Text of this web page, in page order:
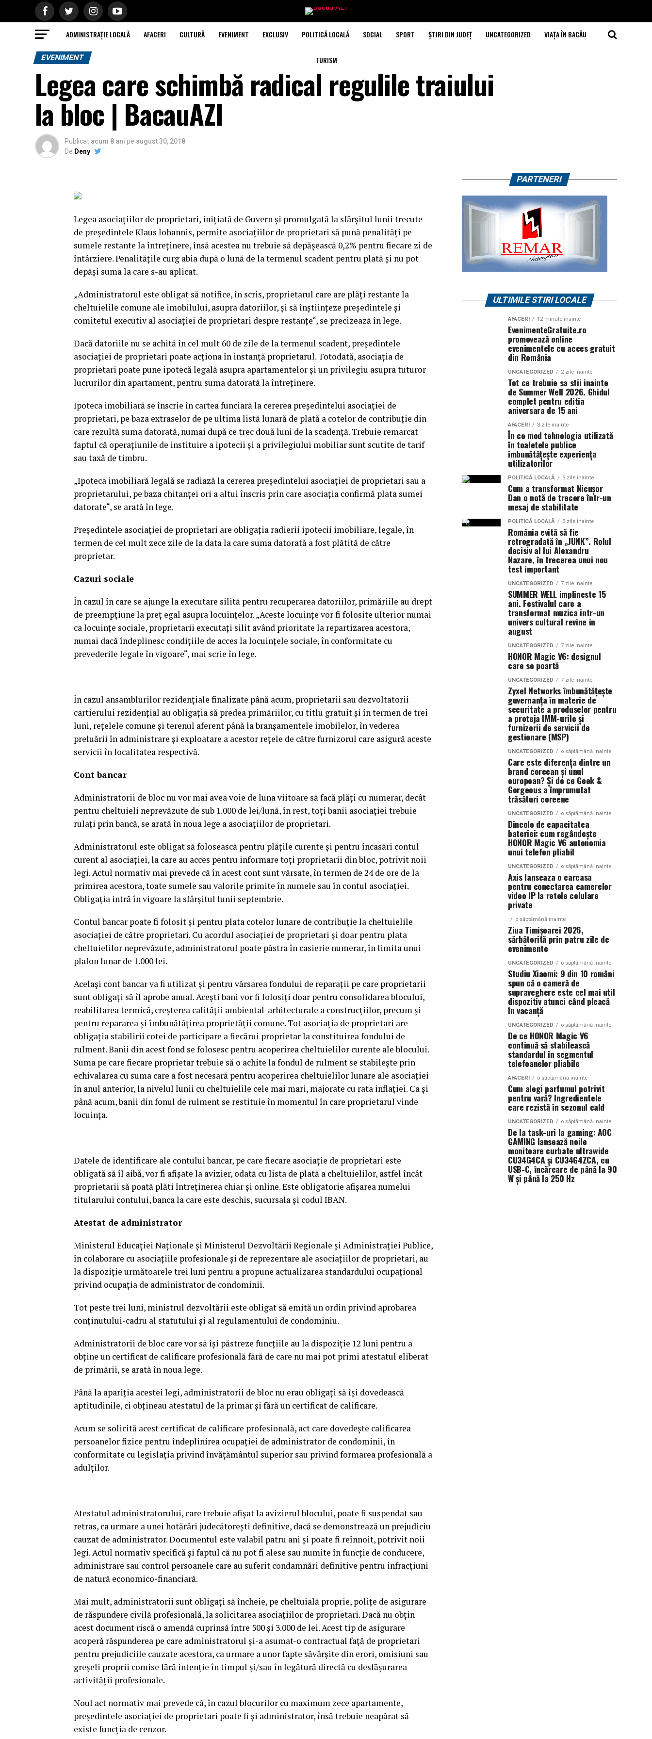
ADMINISTRAȚIE LOCALĂ AFACERI CULTURĂ EVENIMENT EXCLUSIV POLITICĂ LOCALĂ SOCIAL SPORT ȘTIRI DIN JUDEȚ UNCATEGORIZED VIAȚA ÎN BACĂU
TURISM
EVENIMENT
Legea care schimbă radical regulile traiului
la bloc | BacauAZI
Publicat acum 8 ani pe august 30, 2018
De Deny
Legea asociaţiilor de proprietari, iniţiată de Guvern şi promulgată la sfârşitul lunii trecute
de preşedintele Klaus Iohannis, permite asociaţiilor de proprietari să pună penalităţi pe
sumele restante la întreţinere, însă acestea nu trebuie să depăşească 0,2% pentru fiecare zi de
întârziere. Penalităţile curg abia după o lună de la termenul scadent pentru plată şi nu pot
depăşi suma la care s-au aplicat.
„Administratorul este obligat să notifice, în scris, proprietarul care are plăţi restante la
cheltuielile comune ale imobilului, asupra datoriilor, şi să înştiinţeze preşedintele şi
comitetul executiv al asociaţiei de proprietari despre restanţe“, se precizează în lege.
Dacă datoriile nu se achită în cel mult 60 de zile de la termenul scadent, preşedintele
asociaţiei de proprietari poate acţiona în instanţă proprietarul. Totodată, asociaţia de
proprietari poate pune ipotecă legală asupra apartamentelor şi un privilegiu asupra tuturor
lucrurilor din apartament, pentru suma datorată la întreţinere.
Ipoteca imobiliară se înscrie în cartea funciară la cererea preşedintelui asociaţiei de
proprietari, pe baza extraselor de pe ultima listă lunară de plată a cotelor de contribuţie din
care rezultă suma datorată, numai după ce trec două luni de la scadenţă. Trebuie remarcat
faptul că operaţiunile de instituire a ipotecii şi a privilegiului mobiliar sunt scutite de tarif
sau taxă de timbru.
„Ipoteca imobiliară legală se radiază la cererea preşedintelui asociaţiei de proprietari sau a
proprietarului, pe baza chitanţei ori a altui înscris prin care asociaţia confirmă plata sumei
datorate“, se arată în lege.
Preşedintele asociaţiei de proprietari are obligaţia radierii ipotecii imobiliare, legale, în
termen de cel mult zece zile de la data la care suma datorată a fost plătită de către
proprietar.
Cazuri sociale
În cazul în care se ajunge la executare silită pentru recuperarea datoriilor, primăriile au drept
de preempţiune la preţ egal asupra locuinţelor. „Aceste locuinţe vor fi folosite ulterior numai
ca locuinţe sociale, proprietarii executaţi silit având prioritate la repartizarea acestora,
numai dacă îndeplinesc condiţiile de acces la locuinţele sociale, în conformitate cu
prevederile legale în vigoare“, mai scrie în lege.
În cazul ansamblurilor rezidenţiale finalizate până acum, proprietarii sau dezvoltatorii
cartierului rezidenţial au obligaţia să predea primăriilor, cu titlu gratuit şi în termen de trei
luni, reţelele comune şi terenul aferent până la branşamentele imobilelor, în vederea
preluării în administrare şi exploatare a acestor reţele de către furnizorul care asigură aceste
servicii în localitatea respectivă.
Cont bancar
Administratorii de bloc nu vor mai avea voie de luna viitoare să facă plăţi cu numerar, decât
pentru cheltuieli neprevăzute de sub 1.000 de lei/lună, în rest, toţi banii asociaţiei trebuie
rulaţi prin bancă, se arată în noua lege a asociaţiilor de proprietari.
Administratorul este obligat să folosească pentru plăţile curente şi pentru încasări contul
curent al asociaţiei, la care au acces pentru informare toţi proprietarii din bloc, potrivit noii
legi. Actul normativ mai prevede că în acest cont sunt vărsate, în termen de 24 de ore de la
primirea acestora, toate sumele sau valorile primite în numele sau în contul asociaţiei.
Obligaţia intră în vigoare la sfârşitul lunii septembrie.
Contul bancar poate fi folosit şi pentru plata cotelor lunare de contribuţie la cheltuielile
asociaţiei de către proprietari. Cu acordul asociaţiei de proprietari şi doar pentru plata
cheltuielilor neprevăzute, administratorul poate păstra în casierie numerar, în limita unui
plafon lunar de 1.000 lei.
Acelaşi cont bancar va fi utilizat şi pentru vărsarea fondului de reparaţii pe care proprietarii
sunt obligaţi să îl aprobe anual. Aceşti bani vor fi folosiţi doar pentru consolidarea blocului,
reabilitarea termică, creşterea calităţii ambiental-arhitecturale a construcţiilor, precum şi
pentru repararea şi îmbunătăţirea proprietăţii comune. Tot asociaţia de proprietari are
obligaţia stabilirii cotei de participare a fiecărui proprietar la constituirea fondului de
rulment. Banii din acest fond se folosesc pentru acoperirea cheltuielilor curente ale blocului.
Suma pe care fiecare proprietar trebuie să o achite la fondul de rulment se stabileşte prin
echivalarea cu suma care a fost necesară pentru acoperirea cheltuielilor lunare ale asociaţiei
în anul anterior, la nivelul lunii cu cheltuielile cele mai mari, majorate cu rata inflaţiei. Ca şi
până acum, banii din fonul de rulment se restituie în momentul în care proprietarul vinde
locuinţa.
Datele de identificare ale contului bancar, pe care fiecare asociaţie de proprietari este
obligată să îl aibă, vor fi afişate la avizier, odată cu lista de plată a cheltuielilor, astfel încât
proprietarii să poată plăti întreţinerea chiar şi online. Este obligatorie afişarea numelui
titularului contului, banca la care este deschis, sucursala şi codul IBAN.
Atestat de administrator
Ministerul Educaţiei Naţionale şi Ministerul Dezvoltării Regionale şi Administraţiei Publice,
în colaborare cu asociaţiile profesionale şi de reprezentare ale asociaţiilor de proprietari, au
la dispoziţie următoarele trei luni pentru a propune actualizarea standardului ocupaţional
privind ocupaţia de administrator de condominii.
Tot peste trei luni, ministrul dezvoltării este obligat să emită un ordin privind aprobarea
conţinutului-cadru al statutului şi al regulamentului de condominiu.
Administratorii de bloc care vor să îşi păstreze funcţiile au la dispoziţie 12 luni pentru a
obţine un certificat de calificare profesională fără de care nu mai pot primi atestatul eliberat
de primării, se arată în noua lege.
Până la apariţia acestei legi, administratorii de bloc nu erau obligaţi să îşi dovedească
aptitudinile, ci obţineau atestatul de la primar şi fără un certificat de calificare.
Acum se solicită acest certificat de calificare profesională, act care dovedeşte calificarea
persoanelor fizice pentru îndeplinirea ocupaţiei de administrator de condominii, în
conformitate cu legislaţia privind învăţământul superior sau privind formarea profesională a
adulţilor.
Atestatul administratorului, care trebuie afişat la avizierul blocului, poate fi suspendat sau
retras, ca urmare a unei hotărâri judecătoreşti definitive, dacă se demonstrează un prejudiciu
cauzat de administrator. Documentul este valabil patru ani şi poate fi reînnoit, potrivit noii
legi. Actul normativ specifică şi faptul că nu pot fi alese sau numite în funcţie de conducere,
administrare sau control persoanele care au suferit condamnări definitive pentru infracţiuni
de natură economico-financiară.
Mai mult, administratorii sunt obligaţi să încheie, pe cheltuială proprie, poliţe de asigurare
de răspundere civilă profesională, la solicitarea asociaţiilor de proprietari. Dacă nu obţin
acest document riscă o amendă cuprinsă între 500 şi 3.000 de lei. Acest tip de asigurare
acoperă răspunderea pe care administratorul şi-a asumat-o contractual faţă de proprietari
pentru prejudiciile cauzate acestora, ca urmare a unor fapte săvârşite din erori, omisiuni sau
greşeli proprii comise fără intenţie în timpul şi/sau în legătură directă cu desfăşurarea
activităţii profesionale.
Noul act normativ mai prevede că, în cazul blocurilor cu maximum zece apartamente,
preşedintele asociaţiei de proprietari poate fi şi administrator, însă trebuie neapărat să
existe funcţia de cenzor.
PARTENERI
ULTIMILE STIRI LOCALE
AFACERI 12 minute inainte
EvenimenteGratuite.ro
promovează online
evenimentele cu acces gratuit
din România
UNCATEGORIZED 2 zile inainte
Tot ce trebuie sa stii inainte
de Summer Well 2026. Ghidul
complet pentru editia
aniversara de 15 ani
AFACERI 3 zile inainte
În ce mod tehnologia utilizată
în toaletele publice
îmbunătățește experiența
utilizatorilor
POLITICĂ LOCALĂ 5 zile inainte
Cum a transformat Nicușor
Dan o notă de trecere într-un
mesaj de stabilitate
POLITICĂ LOCALĂ 5 zile inainte
România evită să fie
retrogradată în „JUNK”. Rolul
decisiv al lui Alexandru
Nazare, în trecerea unui nou
test important
UNCATEGORIZED 7 zile inainte
SUMMER WELL implineste 15
ani. Festivalul care a
transformat muzica intr-un
univers cultural revine in
august
UNCATEGORIZED 7 zile inainte
HONOR Magic V6: designul
care se poartă
UNCATEGORIZED 7 zile inainte
Zyxel Networks îmbunătățește
guvernanța în materie de
securitate a produselor pentru
a proteja IMM-urile și
furnizorii de servicii de
gestionare (MSP)
UNCATEGORIZED o săptămână inainte
Care este diferența dintre un
brand coreean și unul
european? Și de ce Geek &
Gorgeous a împrumutat
trăsături coreene
UNCATEGORIZED o săptămână inainte
Dincolo de capacitatea
bateriei: cum regândește
HONOR Magic V6 autonomia
unui telefon pliabil
UNCATEGORIZED o săptămână inainte
Axis lanseaza o carcasa
pentru conectarea camerelor
video IP la retele celulare
private
o săptămână inainte
Ziua Timișoarei 2026,
sărbătorită prin patru zile de
evenimente
UNCATEGORIZED o săptămână inainte
Studiu Xiaomi: 9 din 10 români
spun că o cameră de
supraveghere este cel mai util
dispozitiv atunci când pleacă
în vacanță
UNCATEGORIZED o săptămână inainte
De ce HONOR Magic V6
continuă să stabilească
standardul în segmentul
telefoanelor pliabile
AFACERI o săptămână inainte
Cum alegi parfumul potrivit
pentru vară? Ingredientele
care rezistă în sezonul cald
UNCATEGORIZED o săptămână inainte
De la task-uri la gaming: AOC
GAMING lansează noile
monitoare curbate ultrawide
CU34G4CA și CU34G4ZCA, cu
USB-C, încărcare de până la 90
W și până la 250 Hz